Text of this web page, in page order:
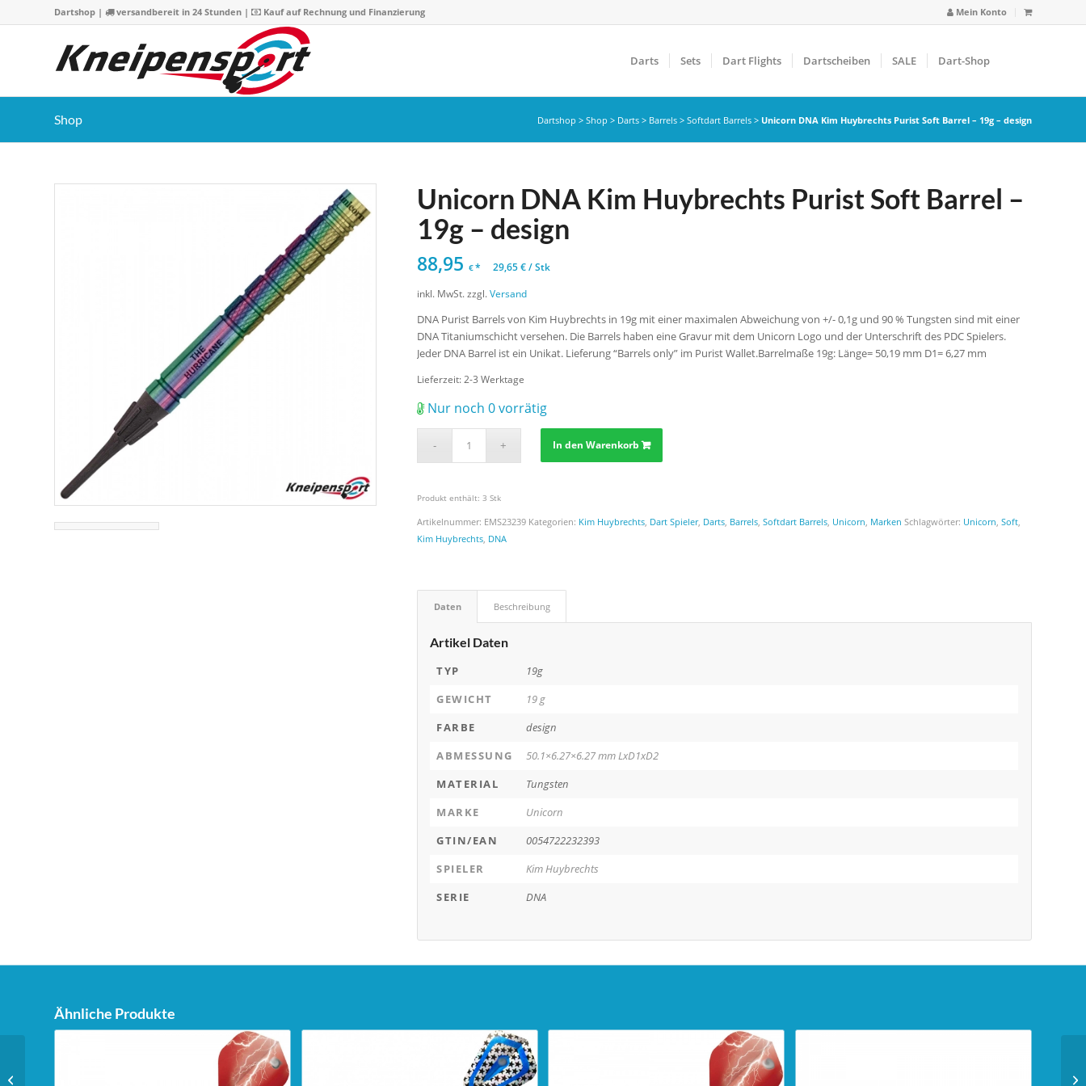
Mein Konto
Dartshop | versandbereit in 24 Stunden | Kauf auf Rechnung und Finanzierung
Darts Sets Dart Flights Dartscheiben SALE Dart-Shop
Shop Dartshop > Shop > Darts > Barrels > Softdart Barrels > Unicorn DNA Kim Huybrechts Purist Soft Barrel – 19g – design
Unicorn DNA Kim Huybrechts Purist Soft Barrel –
19g – design
88,95€* 29,65€/Stk
inkl. MwSt. zzgl.Versand
DNA Purist Barrels von Kim Huybrechts in 19g mit einer maximalen Abweichung von +/- 0,1g und 90 % Tungsten sind mit einer
DNA Titaniumschicht versehen. Die Barrels haben eine Gravur mit dem Unicorn Logo und der Unterschrift des PDC Spielers.
Jeder DNA Barrel ist ein Unikat. Lieferung “Barrels only” im Purist Wallet.Barrelmaße 19g: Länge= 50,19 mm D1= 6,27 mm
Lieferzeit: 2-3 Werktage
Nur noch 0 vorrätig
In den Warenkorb
Produkt enthält: 3Stk
Artikelnummer: EMS23239 Kategorien: Kim Huybrechts Dart Spieler, Darts Barrels ,Softdart Barrels Unicorn Marken Schlagwörter: Unicorn ,Soft
Kim Huybrechts DNA
Daten Beschreibung
Artikel Daten
TYP
19g
GEWICHT
19 g
FARBE
design
ABMESSUNG
50.1×6.27×6.27 mm LxD1xD2
MATERIAL
Tungsten
MARKE
Unicorn
GTIN/EAN
0054722232393
SPIELER
Kim Huybrechts
SERIE
DNA
Ähnliche Produkte